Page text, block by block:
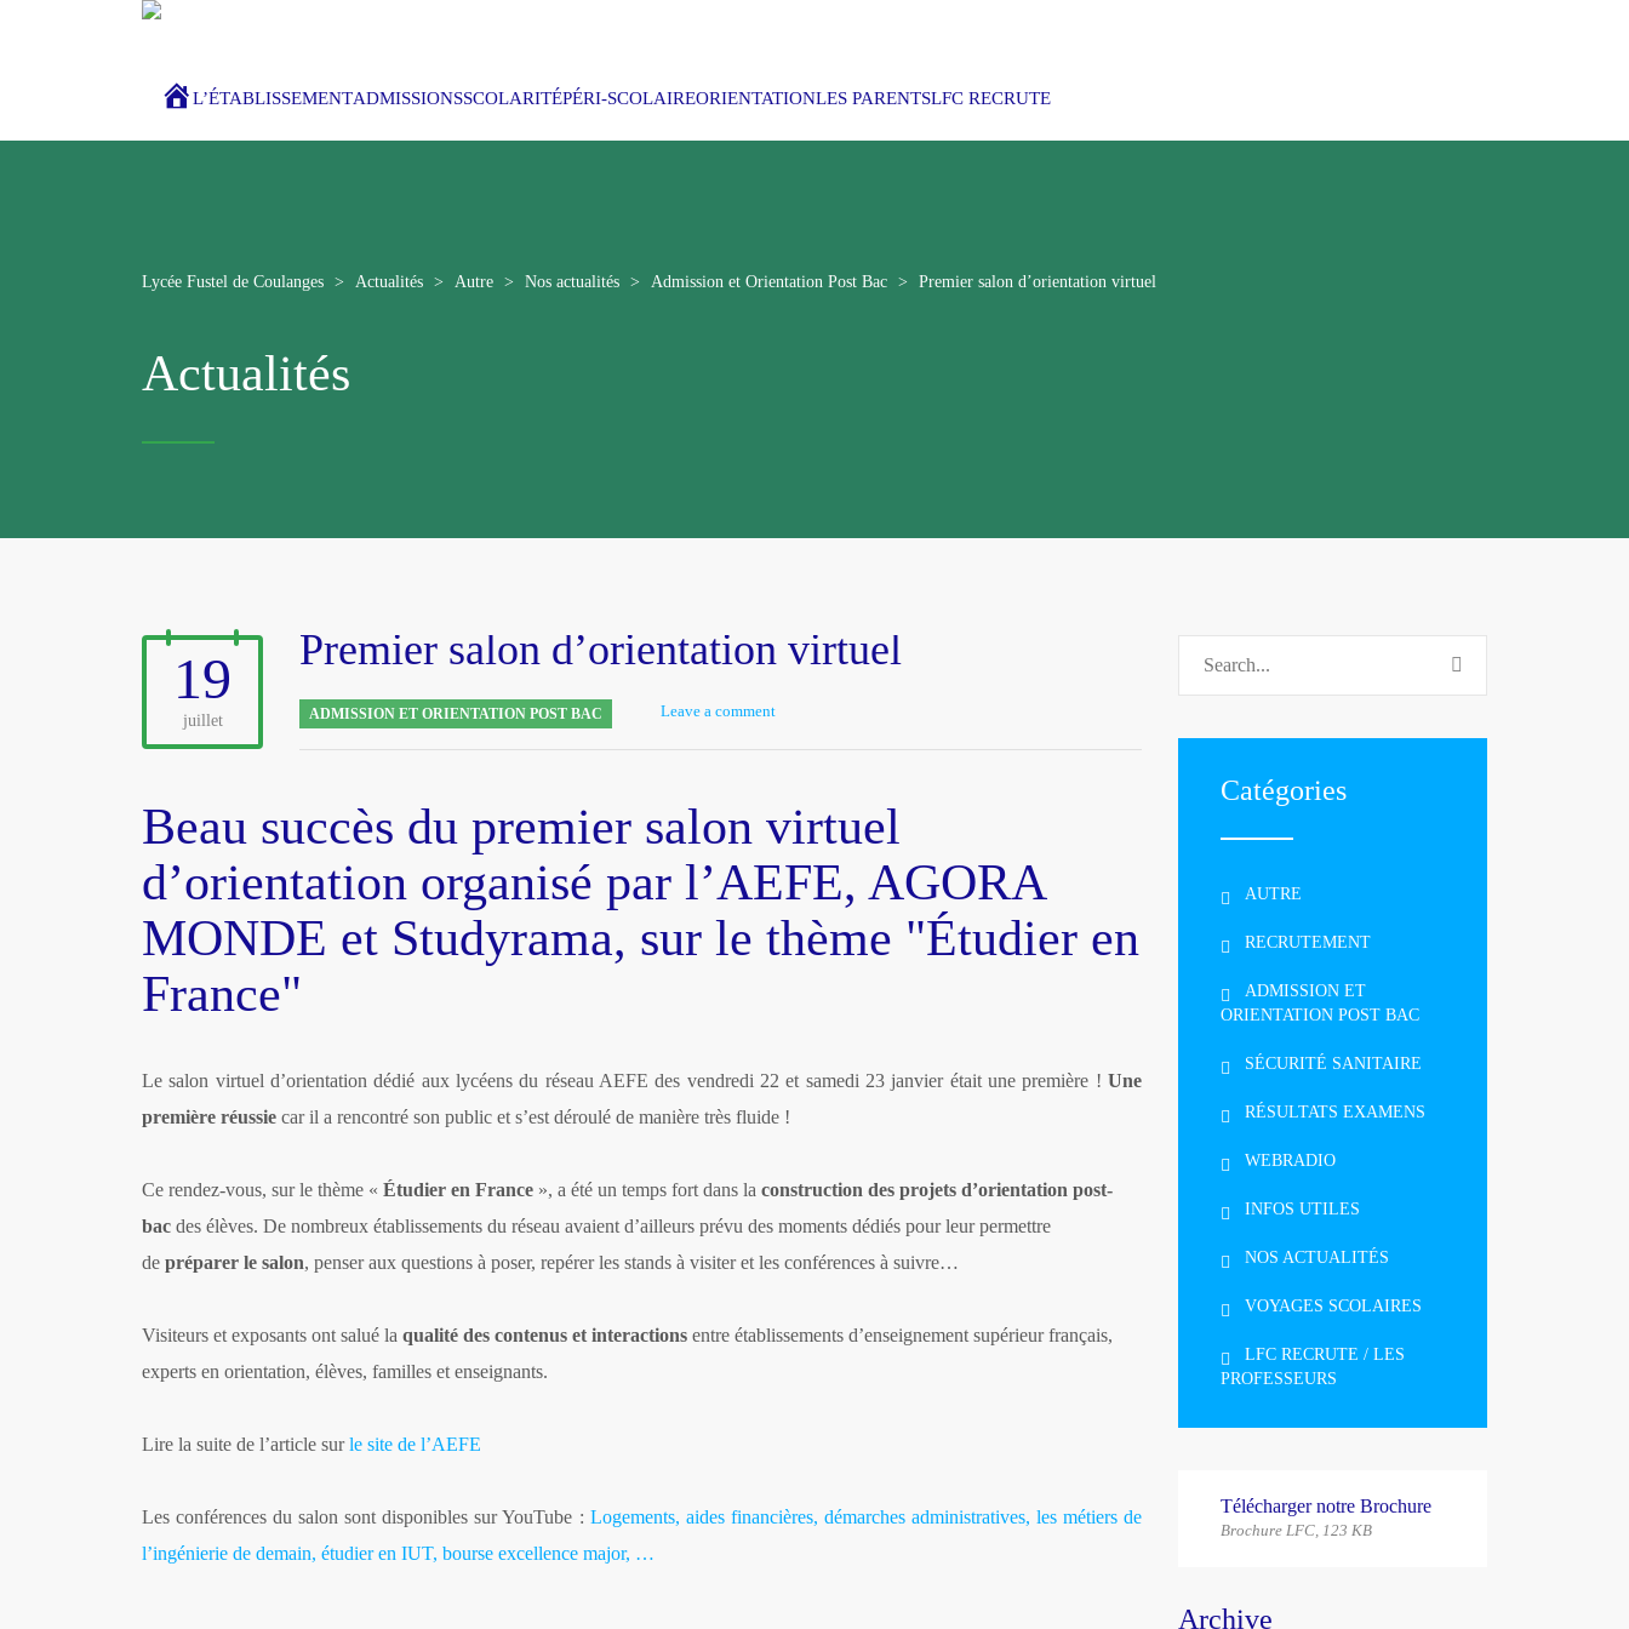
ACCUEIL
L’ÉTABLISSEMENTADMISSIONSSCOLARITÉPÉRI-SCOLAIREORIENTATIONLES PARENTSLFC RECRUTE
Lycée Fustel de Coulanges > Actualités > Autre > Nos actualités > Admission et Orientation Post Bac > Premier salon d’orientation virtuel
Actualités
19
juillet
Premier salon d’orientation virtuel
ADMISSION ET ORIENTATION POST BAC Leave a comment
Beau succès du premier salon virtuel
d’orientation organisé par l’AEFE, AGORA
MONDE et Studyrama, sur le thème "Étudier en
France"
Le salon virtuel d’orientation dédié aux lycéens du réseau AEFE des vendredi 22 et samedi 23 janvier était une première ! Une
première réussie car il a rencontré son public et s’est déroulé de manière très fluide !
Ce rendez-vous, sur le thème « Étudier en France », a été un temps fort dans la construction des projets d’orientation post-
bac des élèves. De nombreux établissements du réseau avaient d’ailleurs prévu des moments dédiés pour leur permettre
de préparer le salon, penser aux questions à poser, repérer les stands à visiter et les conférences à suivre…
Visiteurs et exposants ont salué la qualité des contenus et interactions entre établissements d’enseignement supérieur français,
experts en orientation, élèves, familles et enseignants.
Lire la suite de l’article surle site de l’AEFE
Les conférences du salon sont disponibles sur YouTube : Logements, aides financières, démarches administratives, les métiers de
l’ingénierie de demain, étudier en IUT, bourse excellence major, …
Catégories
AUTRE
RECRUTEMENT
ADMISSION ET
ORIENTATION POST BAC
SÉCURITÉ SANITAIRE
RÉSULTATS EXAMENS
WEBRADIO
INFOS UTILES
NOS ACTUALITÉS
VOYAGES SCOLAIRES
LFC RECRUTE / LES
PROFESSEURS
Télécharger notre Brochure
Brochure LFC, 123 КB
Archive